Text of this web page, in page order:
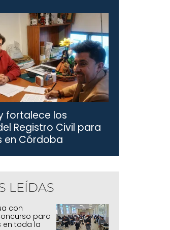
fortalece los
Registro Civil para
en Córdoba
LEÍDAS
con
para
en toda la